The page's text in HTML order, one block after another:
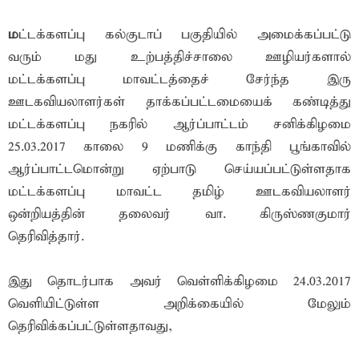
மட்டக்களப்பு கல்குடாப் பகுதியில் அமைக்கப்பட்டு
வரும் மது உற்பத்திச்சாலை ஊழியர்களால்
மட்டக்களப்பு மாவட்டத்தைச் சேர்ந்த இரு
ஊடகவியலாளர்கள் தாக்கப்பட்டமையைக் கண்டித்து
மட்டக்களப்பு நகரில் ஆர்ப்பாட்டம் சனிக்கிழமை
25.03.2017 காலை 9 மணிக்கு காந்தி பூங்காவில்
ஆர்ப்பாட்டமொன்று ஏற்பாடு செய்யப்பட்டுள்ளதாக
மட்டக்களப்பு மாவட்ட தமிழ் ஊடகவியலாளர்
ஒன்றியத்தின் தலைவர் வா. கிருஸ்ணகுமார்
தெரிவித்தார்.
இது தொடர்பாக அவர் வெள்ளிக்கிழமை 24.03.2017
வெளியிட்டுள்ள அறிக்கையில் மேலும்
தெரிவிக்கப்பட்டுள்ளதாவது,